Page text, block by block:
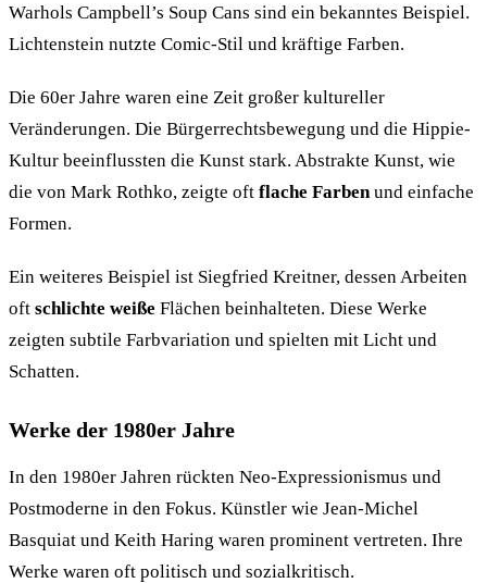
Warhols Campbell’s Soup Cans sind ein bekanntes Beispiel.
Lichtenstein nutzte Comic-Stil und kräftige Farben.
Die 60er Jahre waren eine Zeit großer kultureller
Veränderungen. Die Bürgerrechtsbewegung und die Hippie-
Kultur beeinflussten die Kunst stark. Abstrakte Kunst, wie
die von Mark Rothko, zeigte oft flache Farbenund einfache
Formen.
Ein weiteres Beispiel ist Siegfried Kreitner, dessen Arbeiten
oft schlichte weiße Flächen beinhalteten. Diese Werke
zeigten subtile Farbvariation und spielten mit Licht und
Schatten.
Werke der 1980er Jahre
In den 1980er Jahren rückten Neo-Expressionismus und
Postmoderne in den Fokus. Künstler wie Jean-Michel
Basquiat und Keith Haring waren prominent vertreten. Ihre
Werke waren oft politisch und sozialkritisch.